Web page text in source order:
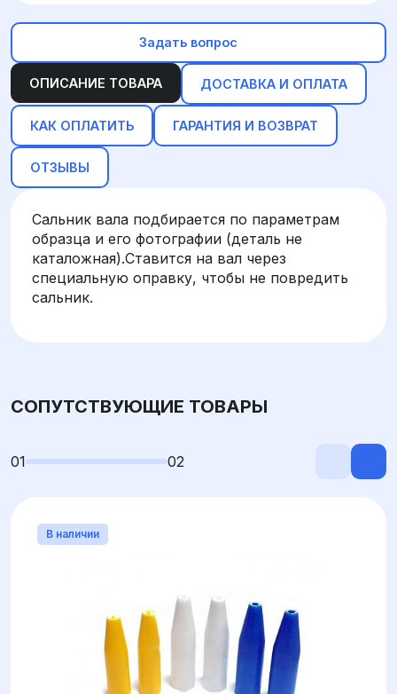
ОПИСАНИЕ ТОВАРА ДОСТАВКА И ОПЛАТА
КАК ОПЛАТИТЬ ГАРАНТИЯ И ВОЗВРАТ
ОТЗЫВЫ
Сальник вала подбирается по параметрам
образца и его фотографии (деталь не
каталожная).Ставится на вал через
специальную оправку, чтобы не повредить
сальник.
Задать вопрос
СОПУТСТВУЮЩИЕ ТОВАРЫ
01 02
В наличии